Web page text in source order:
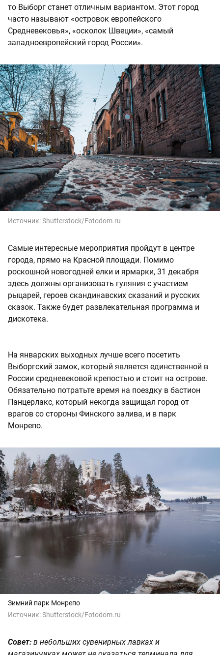
то Выборг станет отличным вариантом. Этот город
часто называют «островок европейского
Средневековья», «осколок Швеции», «самый
западноевропейский город России».
Источник:Shutterstock/Fotodom.ru
Самые интересные мероприятия пройдут в центре
города, прямо на Красной площади. Помимо
роскошной новогодней елки и ярмарки, 31 декабря
здесь должны организовать гуляния с участием
рыцарей, героев скандинавских сказаний и русских
сказок. Также будет развлекательная программа и
дискотека.
На январских выходных лучше всего посетить
Выборгский замок, который является единственной в
России средневековой крепостью и стоит на острове.
Обязательно потратьте время на поездку в бастион
Панцерлакс, который некогда защищал город от
врагов со стороны Финского залива, и в парк
Монрепо.
Зимний парк Монрепо
Источник:Shutterstock/Fotodom.ru
Совет: в небольших сувенирных лавках и